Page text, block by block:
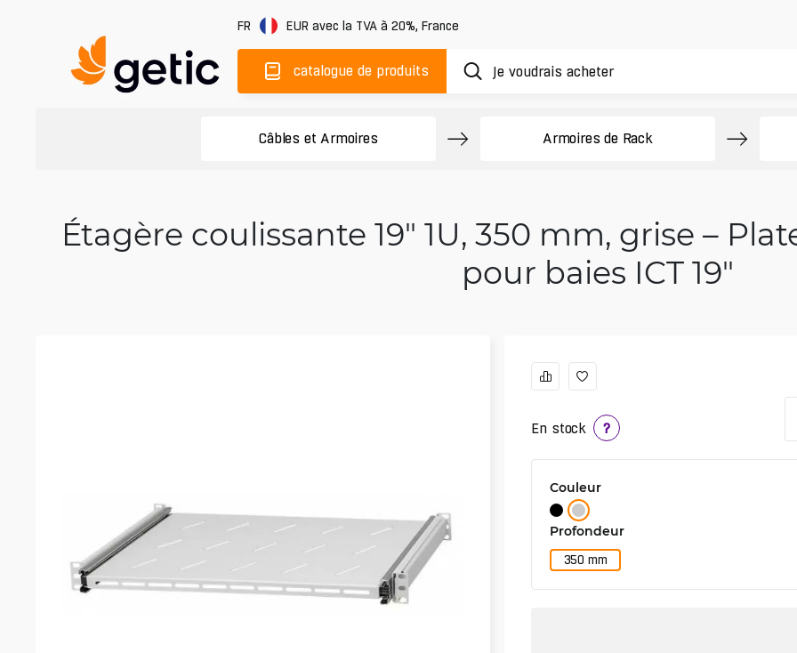
FR EUR avec la TVA à 20%, France
catalogue de produits
Câbles et Armoires Armoires de Rack
Étagère coulissante 19" 1U, 350 mm, grise –
pour baies ICT 19"
En stock ?
Couleur
Profondeur
350 mm